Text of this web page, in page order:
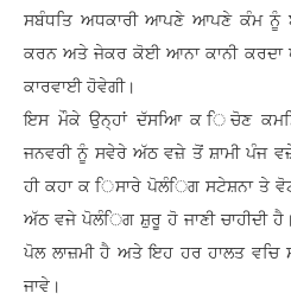
ਸਬੰਧਤਿ ਅਧਕਾਰੀ ਆਪਣੇ ਆਪਣੇ ਕੰਮ ਨੂੰ
ਕਰਨ ਅਤੇ ਜੇਕਰ ਕੋਈ ਆਨਾ ਕਾਨੀ
ਕਾਰਵਾਈ ਹੋਵੇਗੀ।
ਇਸ ਮੌਕੇ ਉਨ੍ਹਾਂ ਦੱਸਆਿ ਕ ਿਚੋਣ
ਜਨਵਰੀ ਨੂੰ ਸਵੇਰੇ ਅੱਠ ਵਜ਼ੇ ਤੋਂ ਸ਼ਾਮੀ ਪੰਜ
ਹੀ ਕਹਾ ਕ ਿਸਾਰੇ ਪੋਲੰਿਗ ਸਟੇਸ਼ਨਾ ਤੇ
ਅੱਠ ਵਜੇ ਪੋਲੰਿਗ ਸ਼ੁਰੂ ਹੋ ਜਾਣੀ ਚਾਹੀਦੀ
ਪੋਲ ਲਾਜ਼ਮੀ ਹੈ ਅਤੇ ਇਹ ਹਰ ਹਾਲਤ
ਜਾਵੇ।